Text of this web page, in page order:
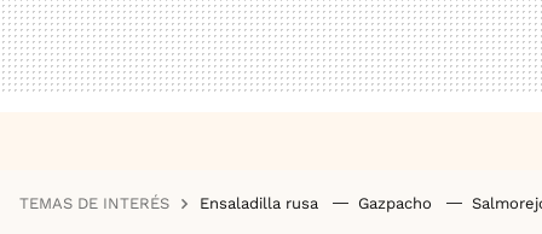
TEMAS DE INTERÉS Ensaladilla rusa Gazpacho